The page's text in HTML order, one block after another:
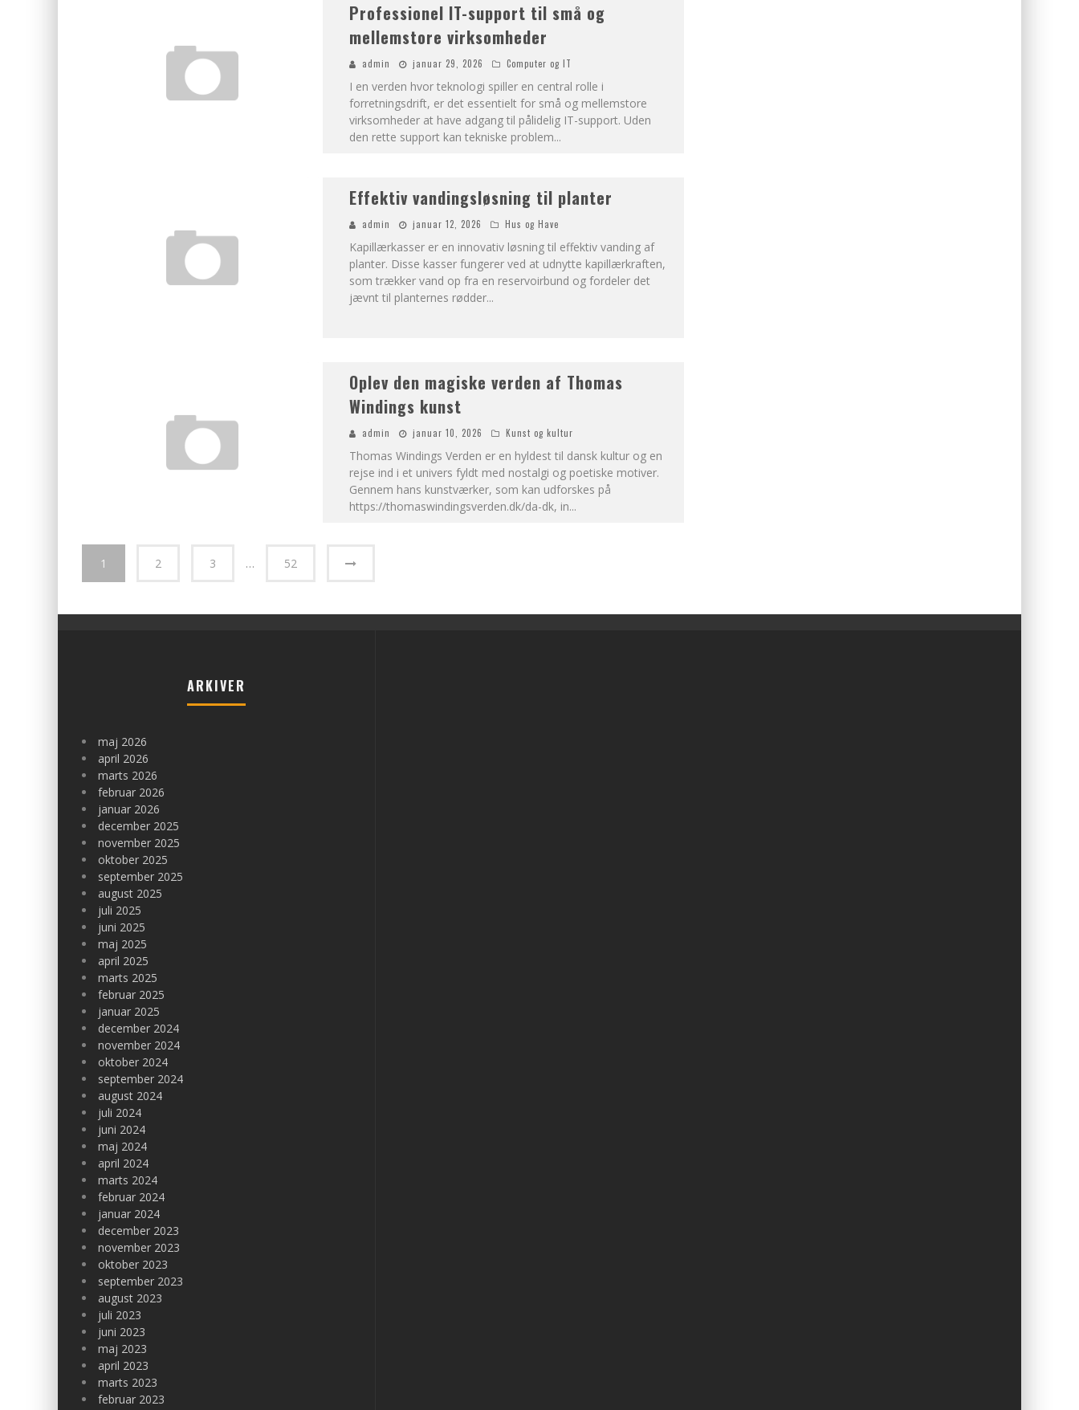
Professionel IT-support til små og
mellemstore virksomheder
admin januar 29, 2026 Computer og IT
I en verden hvor teknologi spiller en central rolle i
forretningsdrift, er det essentielt for små og mellemstore
virksomheder at have adgang til pålidelig IT-support. Uden
den rette support kan tekniske problem...
Effektiv vandingsløsning til planter
admin januar 12, 2026 Hus og Have
Kapillærkasser er en innovativ løsning til effektiv vanding af
planter. Disse kasser fungerer ved at udnytte kapillærkraften,
som trækker vand op fra en reservoirbund og fordeler det
jævnt til planternes rødder...
Oplev den magiske verden af Thomas
Windings kunst
admin januar 10, 2026 Kunst og kultur
Thomas Windings Verden er en hyldest til dansk kultur og en
rejse ind i et univers fyldt med nostalgi og poetiske motiver.
Gennem hans kunstværker, som kan udforskes på
https://thomaswindingsverden.dk/da-dk, in...
1 2 3 … 52
ARKIVER
maj 2026
april 2026
marts 2026
februar 2026
januar 2026
december 2025
november 2025
oktober 2025
september 2025
august 2025
juli 2025
juni 2025
maj 2025
april 2025
marts 2025
februar 2025
januar 2025
december 2024
november 2024
oktober 2024
september 2024
august 2024
juli 2024
juni 2024
maj 2024
april 2024
marts 2024
februar 2024
januar 2024
december 2023
november 2023
oktober 2023
september 2023
august 2023
juli 2023
juni 2023
maj 2023
april 2023
marts 2023
februar 2023